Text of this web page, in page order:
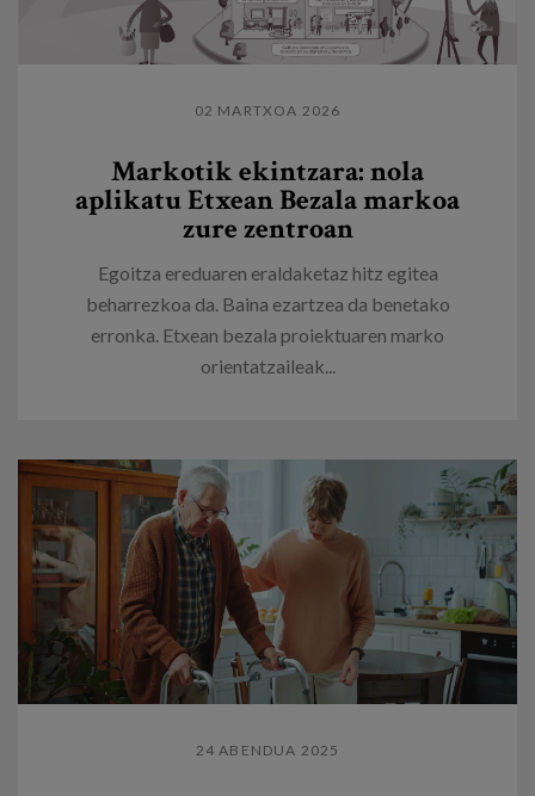
02 MARTXOA 2026
Markotik ekintzara: nola
aplikatu Etxean Bezala markoa
zure zentroan
Egoitza ereduaren eraldaketaz hitz egitea
beharrezkoa da. Baina ezartzea da benetako
erronka. Etxean bezala proiektuaren marko
orientatzaileak...
24 ABENDUA 2025